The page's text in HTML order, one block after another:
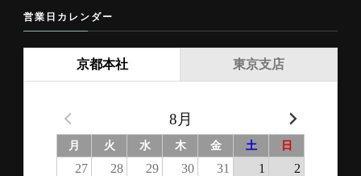
営業日カレンダー
京都本社
8月
月 火 水 木 金 土 日
27 28 29 30 31 1 2
東京支店